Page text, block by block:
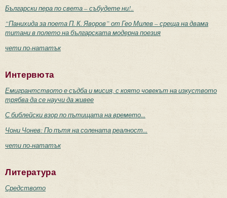
Български пера по света – събудете ни!..
“Панихида за поета П. К. Яворов” от Гео Милев – среща на двама
титани в полето на българската модерна поезия
чети по-нататък
Интервюта
Емигрантството е съдба и мисия, с която човекът на изкуството
трябва да се научи да живее
С библейски взор по пътищата на времето...
Чони Чонев: По пътя на солената реалност...
чети по-нататък
Литература
Средството